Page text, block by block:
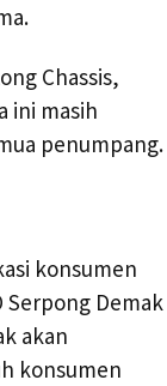
Chassis,
ini masih
penumpang.
konsumen
Demak
akan
konsumen